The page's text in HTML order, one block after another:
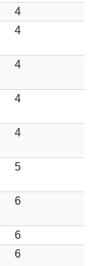
4
4
4
4
4
5
6
6
6